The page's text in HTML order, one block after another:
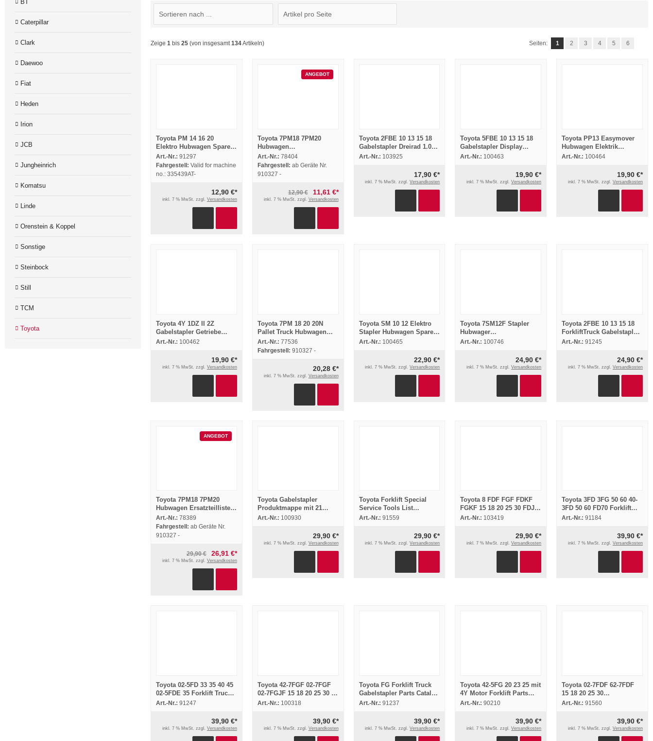
Zeige 1 bis 25 (von insgesamt134Artikeln) Seiten: 1 2 3 4 5 6
Toyota PM 14 16 20
Elektro Hubwagen Spare
Parts Catalog
Ersatzteilkatalog 1999
Art.-Nr.: 91297
Fahrgestell: Valid for machine
no.: 335439AT-
12,90 €*
inkl. 7 % MwSt. zzgl. Versandkosten
ANGEBOT
Toyota 7PM18 7PM20
Hubwagen
Bedienungsanleitung
Betriebsanleitung 2005
Art.-Nr.: 78404
Fahrgestell: ab Geräte Nr.
910327 -
12,90 € 11,61 €*
inkl. 7 % MwSt. zzgl. Versandkosten
Toyota 2FBE 10 13 15 18
Gabelstapler Dreirad 1.0
bis 1.75t Prospekt 1984
Art.-Nr.: 103925
17,90 €*
inkl. 7 % MwSt. zzgl.Versandkosten
Toyota 5FBE 10 13 15 18
Gabelstapler Display
Fehlerdiagnose Schulung
Art.-Nr.: 100463
19,90 €*
inkl. 7 % MwSt. zzgl.Versandkosten
Toyota PP13 Easymover
Hubwagen Elektrik
Servicehandbuch 2002
Art.-Nr.: 100464
19,90 €*
inkl. 7 % MwSt. zzgl. Versandkosten
Toyota 4Y 1DZ II 2Z
Gabelstapler Getriebe
Drehmomentwandler
Art.-Nr.: 100462
19,90 €*
inkl. 7 % MwSt. zzgl. Versandkosten
Toyota 7PM 18 20 20N
Pallet Truck Hubwagen
Parts List Ersatzteilliste
8/2005
Art.-Nr.: 77536
Fahrgestell: 910327 -
20,28 €*
inkl. 7 % MwSt. zzgl. Versandkosten
Toyota SM 10 12 Elektro
Stapler Hubwagen Spare
Parts List Ersatzteilliste
Art.-Nr.: 100465
22,90 €*
inkl. 7 % MwSt. zzgl.Versandkosten
Toyota 7SM12F Stapler
Hubwager
Bedienungsanleitung 2006
Art.-Nr.: 100746
24,90 €*
inkl. 7 % MwSt. zzgl.Versandkosten
Toyota 2FBE 10 13 15 18
ForkliftTruck Gabelstapler
Parts Catalog
Art.-Nr.: 91245
24,90 €*
inkl. 7 % MwSt. zzgl. Versandkosten
ANGEBOT
Toyota 7PM18 7PM20
Hubwagen Ersatzteilliste
und Bedienungsanleitung
2005
Art.-Nr.: 78389
Fahrgestell: ab Geräte Nr.
910327 -
29,90 € 26,91 €*
inkl. 7 % MwSt. zzgl. Versandkosten
Toyota Gabelstapler
Produktmappe mit 21
Prospekten Technische
Art.-Nr.: 100930
29,90 €*
inkl. 7 % MwSt. zzgl. Versandkosten
Toyota Forklift Special
Service Tools List
Spezialwerkzeuge
Art.-Nr.: 91559
29,90 €*
inkl. 7 % MwSt. zzgl.Versandkosten
Toyota 8 FDF FGF FDKF
FGKF 15 18 20 25 30 FDJF
FGJF 35 Stapler Tonero
Art.-Nr.: 103419
29,90 €*
inkl. 7 % MwSt. zzgl.Versandkosten
Toyota 3FD 3FG 50 60 40-
3FD 50 60 FD70 Forklift
Attachment Parts Catalog
Art.-Nr.: 91184
39,90 €*
inkl. 7 % MwSt. zzgl. Versandkosten
Toyota 02-5FD 33 35 40 45
02-5FDE 35 Forklift Truck
Parts Catalog
Art.-Nr.: 91247
39,90 €*
inkl. 7 % MwSt. zzgl. Versandkosten
Toyota 42-7FGF 02-7FGF
02-7FGJF 15 18 20 25 30 35
Ersatzteilliste PartsList
Art.-Nr.: 100318
39,90 €*
inkl. 7 % MwSt. zzgl. Versandkosten
Toyota FG Forklift Truck
Gabelstapler Parts Catalog
Ersatzteilliste
Art.-Nr.: 91237
39,90 €*
inkl. 7 % MwSt. zzgl.Versandkosten
Toyota 42-5FG 20 23 25 mit
4Y Motor Forklift Parts
Catalog Ersatzteilliste
Art.-Nr.: 90210
39,90 €*
inkl. 7 % MwSt. zzgl.Versandkosten
Toyota 02-7FDF 62-7FDF
15 18 20 25 30
Gabelstapler Ersatzteilliste
Art.-Nr.: 91560
39,90 €*
inkl. 7 % MwSt. zzgl. Versandkosten
BT
Caterpillar
Clark
Daewoo
Fiat
Heden
Irion
JCB
Jungheinrich
Komatsu
Linde
Orenstein & Koppel
Sonstige
Steinbock
Still
TCM
Toyota